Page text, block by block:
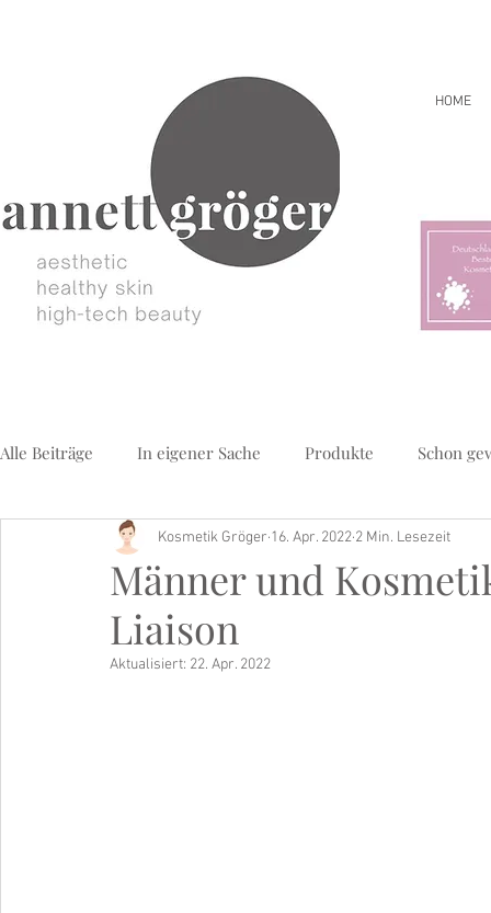
HOME
Alle Beiträge In eigener Sache Produkte Schon
Buch Tipp
Männer und
Liaison
Kosmetik Gröger 16. Apr. 2022 2 Min. Lesezeit
Aktualisiert: 22. Apr. 2022